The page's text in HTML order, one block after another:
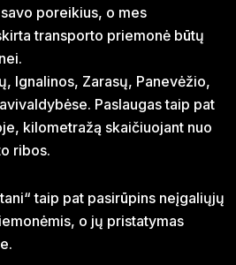
poreikius, o mes
transporto priemonė būtų
Ignalinos, Zarasų, Panevėžio,
Paslaugas taip pat
kilometražą skaičiuojant nuo
ribos.
taip pat pasirūpins neįgaliųjų
o jų pristatymas